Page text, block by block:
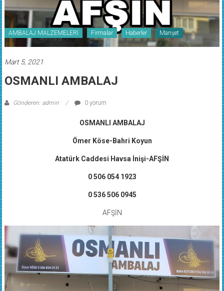
AMBALAJ MALZEMELERİ Firmalar Haberler Manşet
Mart 5, 2021
OSMANLI AMBALAJ
0 yorum
Ömer Köse-Bahri Koyun
Atatürk Caddesi Havsa İnişi-AFŞİN
AFŞİN